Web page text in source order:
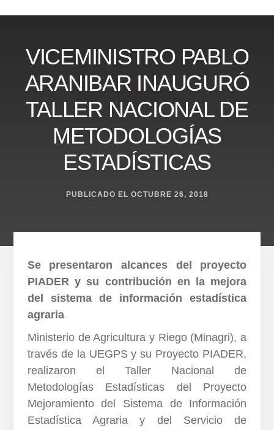
VICEMINISTRO PABLO
ARANIBAR INAUGURÓ
TALLER NACIONAL DE
METODOLOGÍAS
ESTADÍSTICAS
PUBLICADO EL OCTUBRE 26, 2018
Se presentaron alcances del proyecto
PIADER y su contribución en la mejora
del sistema de información estadística
agraria
Ministerio de Agricultura y Riego (Minagri), a
través de la UEGPS y su Proyecto PIADER,
realizaron el Taller Nacional de
Metodologías Estadísticas del Proyecto
Mejoramiento del Sistema de Información
Estadística Agraria y del Servicio de